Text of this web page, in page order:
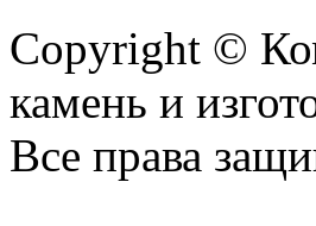
Copyright ©
камень и
Все права